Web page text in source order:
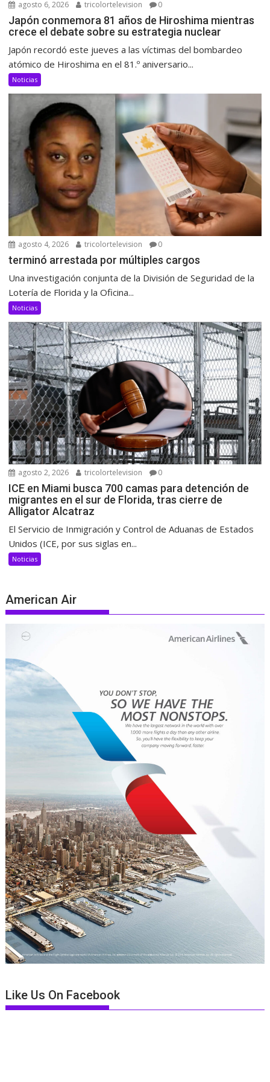
agosto 6, 2026 tricolortelevision 0
Japón conmemora 81 años de Hiroshima mientras
crece el debate sobre su estrategia nuclear
Japón recordó este jueves a las víctimas del bombardeo
atómico de Hiroshima en el 81.º aniversario...
Noticias
agosto 4, 2026 tricolortelevision 0
terminó arrestada por múltiples cargos
Una investigación conjunta de la División de Seguridad de la
Lotería de Florida y la Oficina...
Noticias
agosto 2, 2026 tricolortelevision 0
ICE en Miami busca 700 camas para detención de
migrantes en el sur de Florida, tras cierre de
Alligator Alcatraz
El Servicio de Inmigración y Control de Aduanas de Estados
Unidos (ICE, por sus siglas en...
Noticias
American Air
Like Us On Facebook